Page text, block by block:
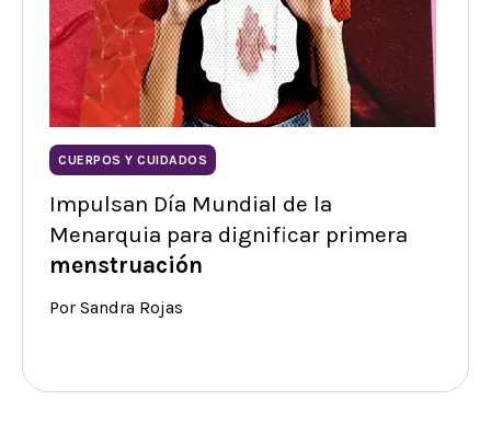
CUERPOS Y CUIDADOS
Impulsan Día Mundial de la
Menarquia para dignificar primera
menstruación
Por Sandra Rojas